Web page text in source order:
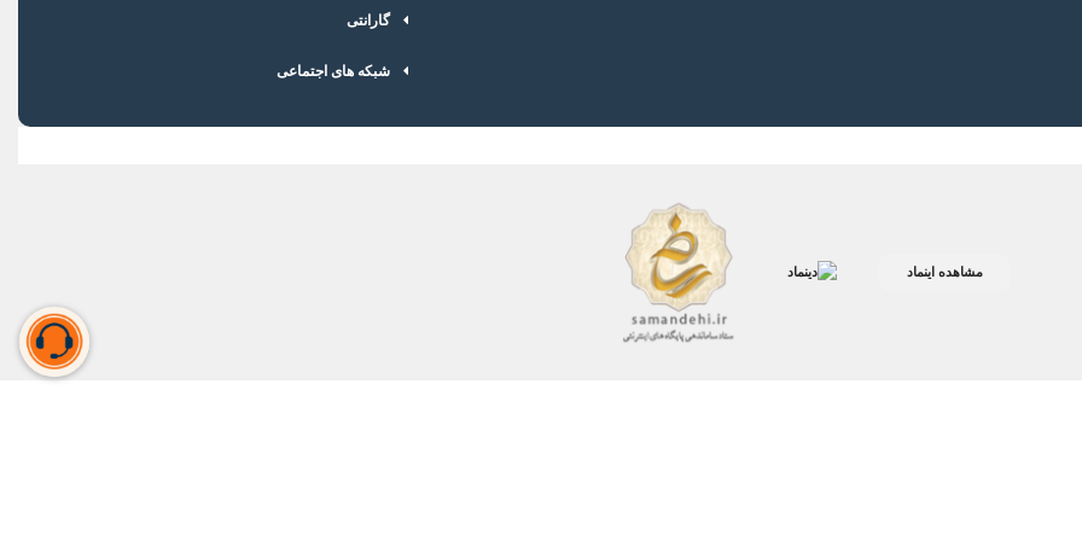
گارانتی
شبکه های اجتماعی
مشاهده اینماد